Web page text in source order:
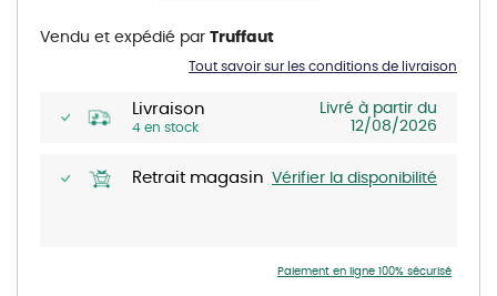
gallery
Livraison
4 en stock
Livré à partir du
12/08/2026
Retrait magasin Vérifier la disponibilité
Tout savoir sur les conditions de livraison
Vendu et expédié par Truffaut
Paiement en ligne 100% sécurisé